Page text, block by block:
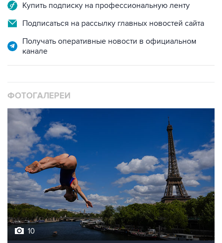
Купить подписку на профессиональную ленту
Подписаться на рассылку главных новостей сайта
Получать оперативные новости в официальном
канале
ФОТОГАЛЕРЕИ
10